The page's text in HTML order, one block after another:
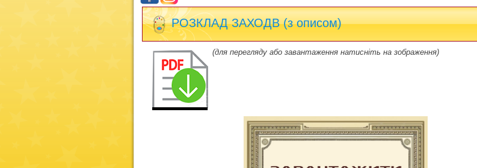
РОЗКЛАД ЗАХОДВ (з описом)
(для перегляду або завантаження натисніть на зображення)